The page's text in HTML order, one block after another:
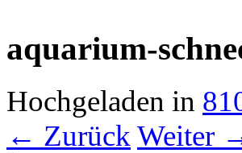
aquarium-
Hochgeladen in
← Zurück Weiter